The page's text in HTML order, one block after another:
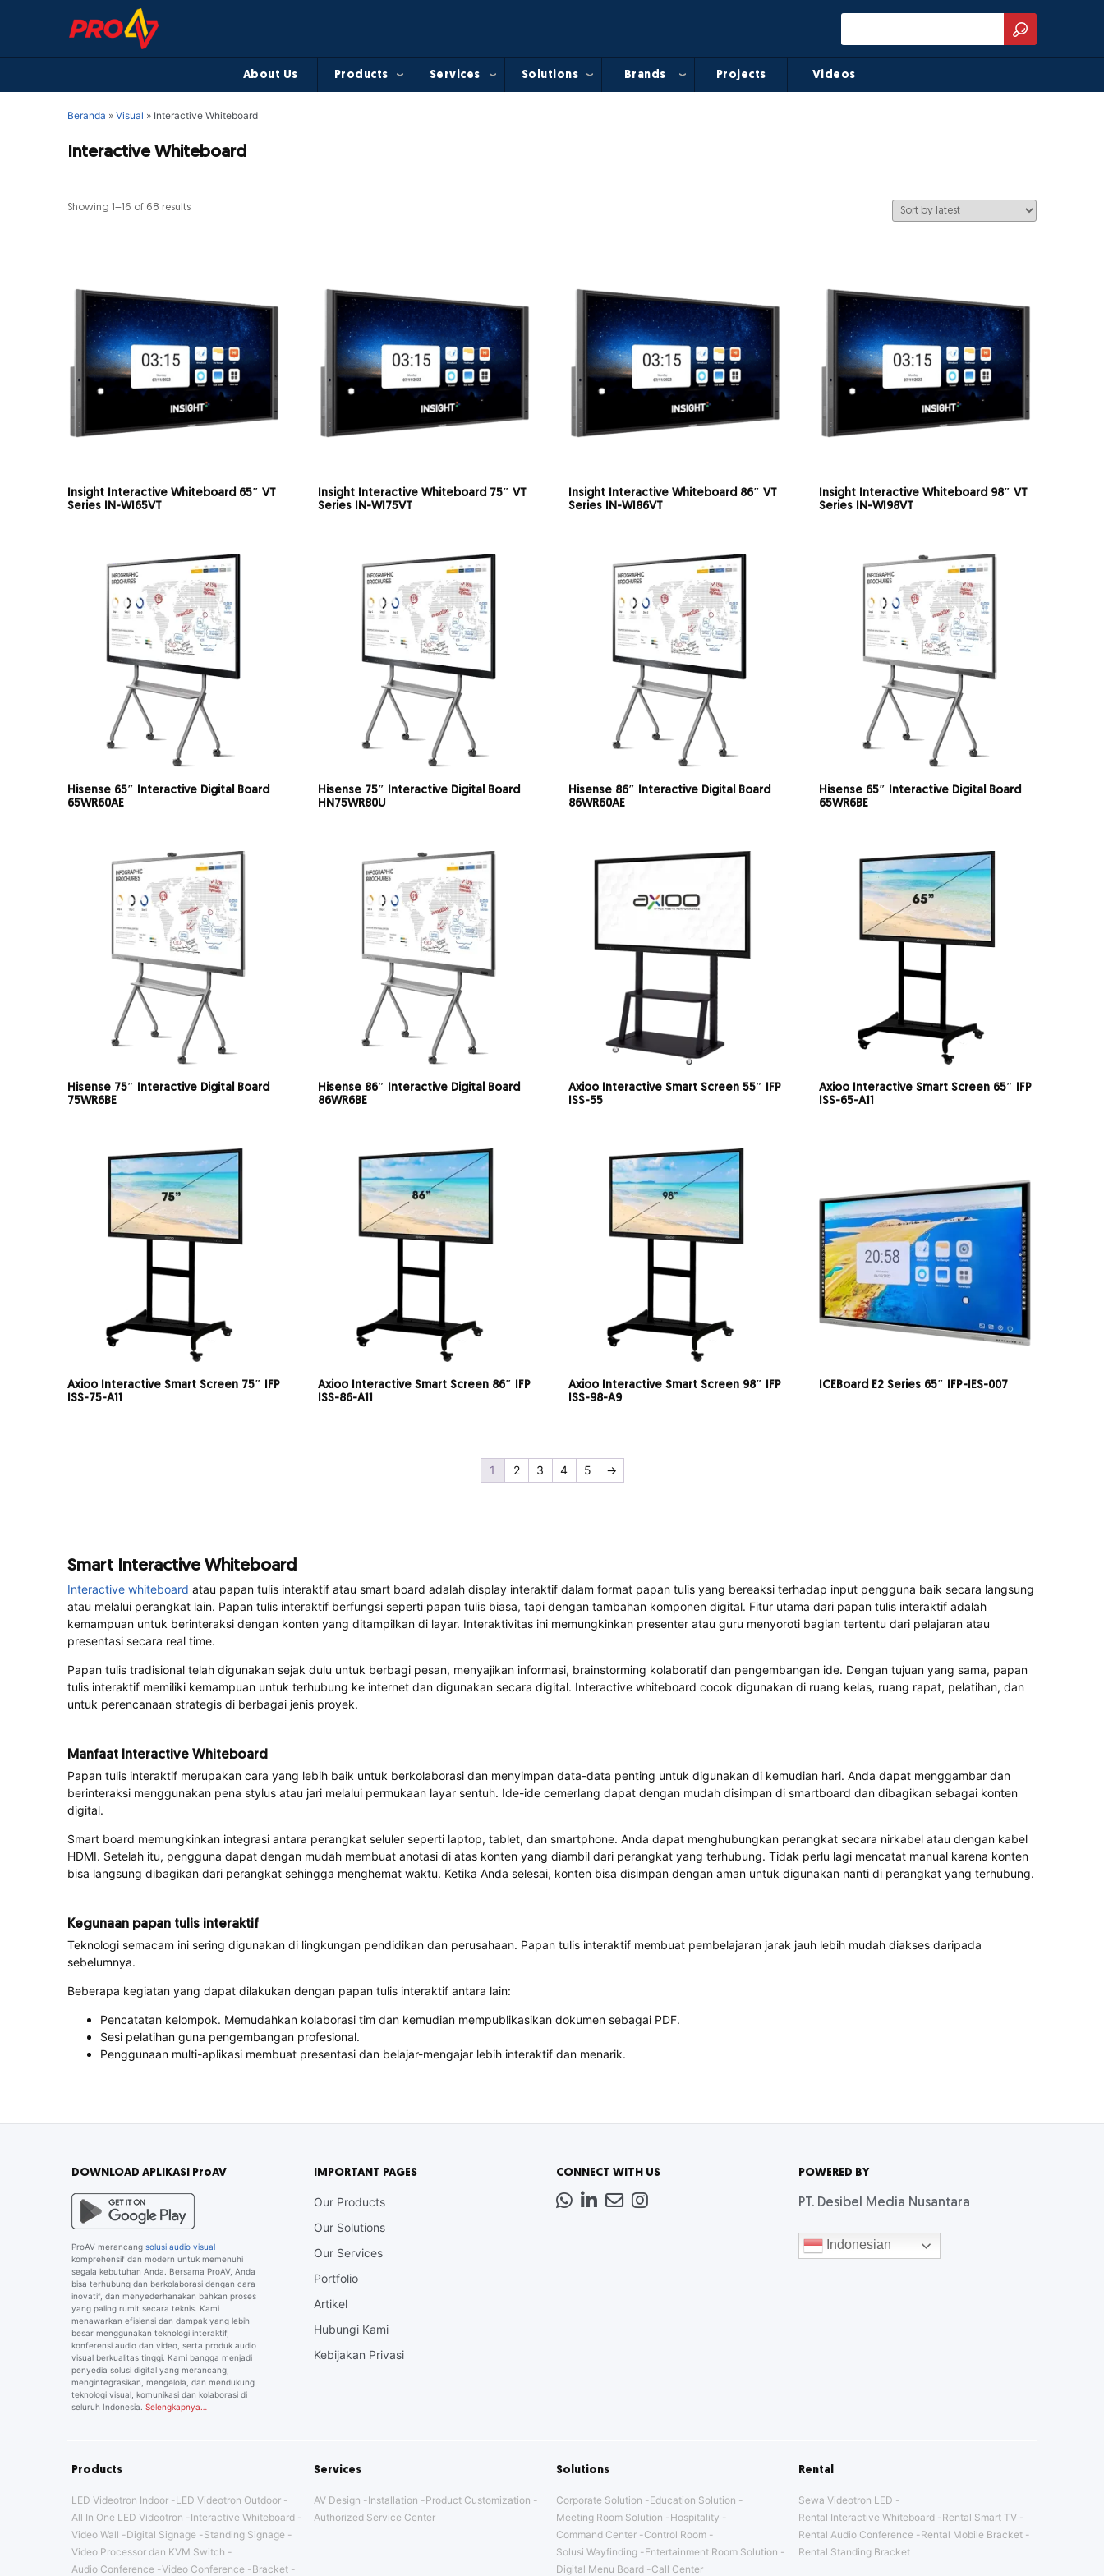
About Us Products Services Solutions Brands Projects Videos
Beranda » Visual » Interactive Whiteboard
Interactive Whiteboard
Smart Interactive Whiteboard
Interactive whiteboard atau papan tulis interaktif atau smart board adalah display interaktif dalam format papan tulis yang bereaksi terhadap input pengguna baik secara langsung
atau melalui perangkat lain. Papan tulis interaktif berfungsi seperti papan tulis biasa, tapi dengan tambahan komponen digital. Fitur utama dari papan tulis interaktif adalah
kemampuan untuk berinteraksi dengan konten yang ditampilkan di layar. Interaktivitas ini memungkinkan presenter atau guru menyoroti bagian tertentu dari pelajaran atau
presentasi secara real time.
Papan tulis tradisional telah digunakan sejak dulu untuk berbagi pesan, menyajikan informasi, brainstorming kolaboratif dan pengembangan ide. Dengan tujuan yang sama, papan
tulis interaktif memiliki kemampuan untuk terhubung ke internet dan digunakan secara digital. Interactive whiteboard cocok digunakan di ruang kelas, ruang rapat, pelatihan, dan
untuk perencanaan strategis di berbagai jenis proyek.
Manfaat Interactive Whiteboard
Papan tulis interaktif merupakan cara yang lebih baik untuk berkolaborasi dan menyimpan data-data penting untuk digunakan di kemudian hari. Anda dapat menggambar dan
berinteraksi menggunakan pena stylus atau jari melalui permukaan layar sentuh. Ide-ide cemerlang dapat dengan mudah disimpan di smartboard dan dibagikan sebagai konten
digital.
Smart board memungkinkan integrasi antara perangkat seluler seperti laptop, tablet, dan smartphone. Anda dapat menghubungkan perangkat secara nirkabel atau dengan kabel
HDMI. Setelah itu, pengguna dapat dengan mudah membuat anotasi di atas konten yang diambil dari perangkat yang terhubung. Tidak perlu lagi mencatat manual karena konten
bisa langsung dibagikan dari perangkat sehingga menghemat waktu. Ketika Anda selesai, konten bisa disimpan dengan aman untuk digunakan nanti di perangkat yang terhubung.
Kegunaan papan tulis interaktif
Teknologi semacam ini sering digunakan di lingkungan pendidikan dan perusahaan. Papan tulis interaktif membuat pembelajaran jarak jauh lebih mudah diakses daripada
sebelumnya.
Beberapa kegiatan yang dapat dilakukan dengan papan tulis interaktif antara lain:
Pencatatan kelompok. Memudahkan kolaborasi tim dan kemudian mempublikasikan dokumen sebagai PDF.
Sesi pelatihan guna pengembangan profesional.
Penggunaan multi-aplikasi membuat presentasi dan belajar-mengajar lebih interaktif dan menarik.
Showing 1–16 of 68 results
Insight Interactive Whiteboard 65″ VT
Series IN-WI65VT
Insight Interactive Whiteboard 75″ VT
Series IN-WI75VT
Insight Interactive Whiteboard 86″ VT
Series IN-WI86VT
Insight Interactive Whiteboard 98″ VT
Series IN-WI98VT
Hisense 65″ Interactive Digital Board
65WR60AE
Hisense 75″ Interactive Digital Board
HN75WR80U
Hisense 86″ Interactive Digital Board
86WR60AE
Hisense 65″ Interactive Digital Board
65WR6BE
Hisense 75″ Interactive Digital Board
75WR6BE
Hisense 86″ Interactive Digital Board
86WR6BE
Axioo Interactive Smart Screen 55″ IFP
ISS-55
Axioo Interactive Smart Screen 65″ IFP
ISS-65-A11
Axioo Interactive Smart Screen 75″ IFP
ISS-75-A11
Axioo Interactive Smart Screen 86″ IFP
ISS-86-A11
Axioo Interactive Smart Screen 98″ IFP
ISS-98-A9
ICEBoard E2 Series 65″ IFP-IES-007
1 2 3 4 5 →
DOWNLOAD APLIKASI ProAV
ProAV merancang solusi audio visual
komprehensif dan modern untuk memenuhi
segala kebutuhan Anda. Bersama ProAV, Anda
bisa terhubung dan berkolaborasi dengan cara
inovatif, dan menyederhanakan bahkan proses
yang paling rumit secara teknis. Kami
menawarkan efisiensi dan dampak yang lebih
besar menggunakan teknologi interaktif,
konferensi audio dan video, serta produk audio
visual berkualitas tinggi. Kami bangga menjadi
penyedia solusi digital yang merancang,
mengintegrasikan, mengelola, dan mendukung
teknologi visual, komunikasi dan kolaborasi di
seluruh Indonesia. Selengkapnya…
IMPORTANT PAGES
Our Products
Our Solutions
Our Services
Portfolio
Artikel
Hubungi Kami
Kebijakan Privasi
CONNECT WITH US
Whatsapp
LinkedIn
NewsInstagram
POWERED BY
PT. Desibel Media Nusantara
Indonesian
Products
LED Videotron Indoor
LED Videotron Outdoor
All In One LED Videotron
Interactive Whiteboard
Video Wall
Digital Signage
Standing Signage
Video Processor dan KVM Switch
Audio Conference Video Conference Bracket
Services
AV Design Installation
Product Customization
Authorized Service Center
Solutions
Corporate Solution
Education Solution
Meeting Room Solution
Hospitality
Command Center
Control Room
Solusi Wayfinding
Entertainment Room Solution
Digital Menu Board
Call Center
Rental
Sewa Videotron LED
Rental Interactive Whiteboard
Rental Smart TV
Rental Audio Conference
Rental Mobile Bracket
Rental Standing Bracket